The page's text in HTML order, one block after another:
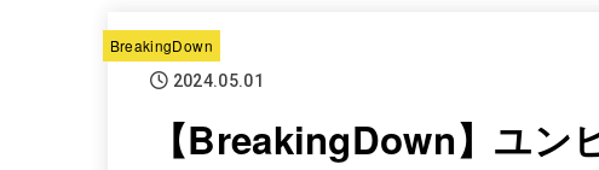
BreakingDown
2024.05.01
【BreakingDown】ユ